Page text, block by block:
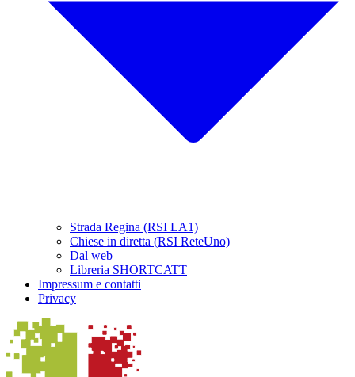
Strada Regina (RSI LA1)
Chiese in diretta (RSI ReteUno)
Dal web
Libreria SHORTCATT
Impressum e contatti
Privacy